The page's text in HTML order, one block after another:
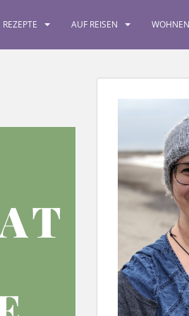
REZEPTE AUF REISEN WOHNEN